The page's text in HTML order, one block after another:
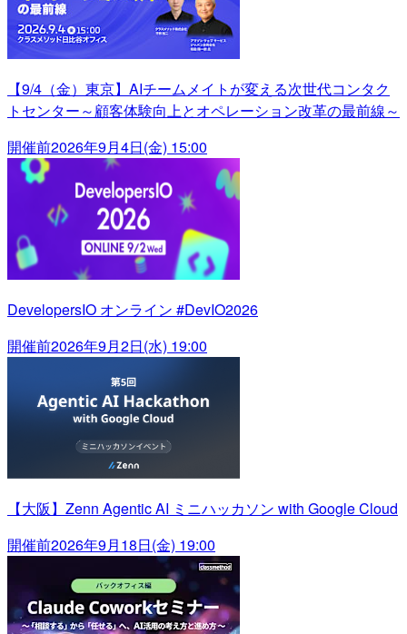
【9/4（金）東京】AIチームメイトが変える次世代コンタク
トセンター～顧客体験向上とオペレーション改革の最前線～
開催前2026年9月4日(金) 15:00
DevelopersIO オンライン #DevIO2026
開催前2026年9月2日(水) 19:00
【大阪】Zenn Agentic AI ミニハッカソン with Google Cloud
開催前2026年9月18日(金) 19:00